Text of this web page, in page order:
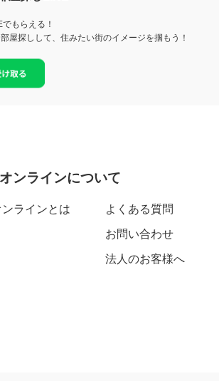
もらえる！
屋探しして、住みたい街のイメージを掴もう！
ンラインについて
ラインとは よくある質問
お問い合わせ
法人のお客様へ